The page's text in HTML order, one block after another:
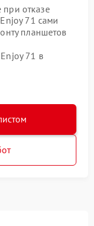
при отказе
71 сами
планшетов
71 в